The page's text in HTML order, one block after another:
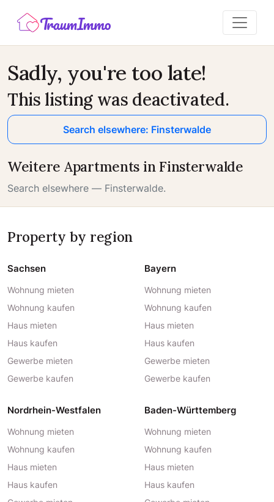
Sadly, you're too late!
This listing was deactivated.
Search elsewhere: Finsterwalde
Weitere Apartments in Finsterwalde
Search elsewhere — Finsterwalde.
Property by region
Sachsen
Wohnung mieten
Wohnung kaufen
Haus mieten
Haus kaufen
Gewerbe mieten
Gewerbe kaufen
Bayern
Wohnung mieten
Wohnung kaufen
Haus mieten
Haus kaufen
Gewerbe mieten
Gewerbe kaufen
Nordrhein-Westfalen
Wohnung mieten
Wohnung kaufen
Haus mieten
Haus kaufen
Baden-Württemberg
Wohnung mieten
Wohnung kaufen
Haus mieten
Haus kaufen